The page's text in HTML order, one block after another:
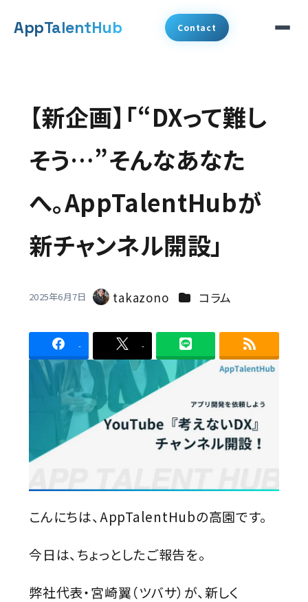
メ
AppTalentHub Contact
代表挨拶
事例
コラム
お知らせ
Contact
【新企画】「“DXって難し
そう…”そんなあなた
へ。AppTalentHubが
新チャンネル開設」
2025年6月7日
著
者
takazono カテゴリー
コラム
- -
こんにちは、AppTalentHubの高園です。
今日は、ちょっとしたご報告を。
弊社代表・宮崎翼（ツバサ）が、新しく